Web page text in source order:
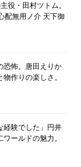
役・田村ツトム。
配無用ノ介 天下御
恐怖。唐田えりか
作りの楽しさ。
経験でした」円井
ールドの魅力。